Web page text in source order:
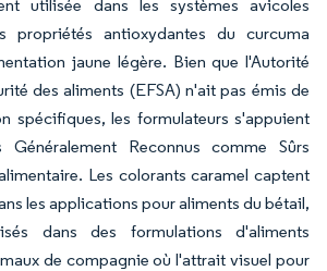
utilisée dans les systèmes avicoles
propriétés antioxydantes du curcuma
jaune légère. Bien que l'Autorité
des aliments (EFSA) n'ait pas émis de
spécifiques, les formulateurs s'appuient
Reconnus comme Sûrs
Les colorants caramel captent
les applications pour aliments du bétail,
dans des formulations d'aliments
de compagnie où l'attrait visuel pour